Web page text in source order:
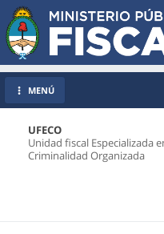
UFECO
Unidad fiscal Especializada
Criminalidad Organizada
MENÚ